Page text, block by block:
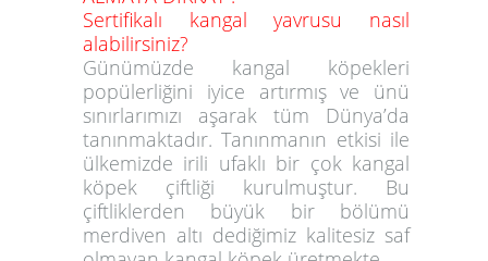
Sertifikalı kangal yavrusu nasıl
alabilirsiniz?
Günümüzde kangal köpekleri
popülerliğini iyice artırmış ve ünü
sınırlarımızı aşarak tüm Dünya’da
tanınmaktadır. Tanınmanın etkisi ile
ülkemizde irili ufaklı bir çok kangal
köpek çiftliği kurulmuştur. Bu
çiftliklerden büyük bir bölümü
merdiven altı dediğimiz kalitesiz saf